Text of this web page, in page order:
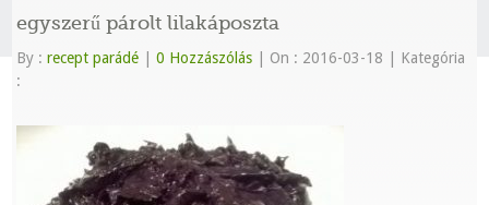
egyszerű párolt lilakáposzta
By :recept parádé 0 Hozzászólás On : 2016-03-18
Kategória
: